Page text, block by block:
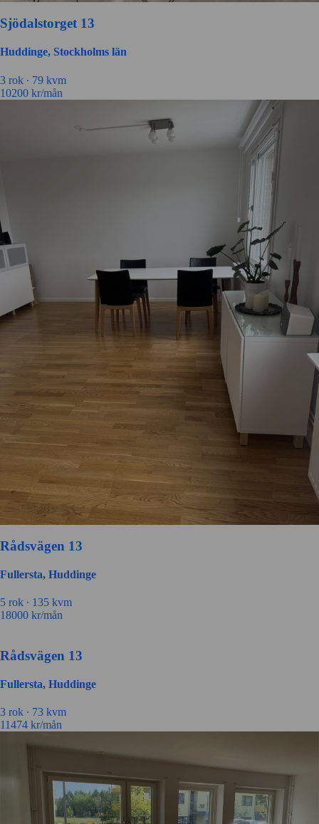
Sjödalstorget 13
Huddinge, Stockholms län
3 rok ∙ 79 kvm
10200 kr/mån
Rådsvägen 13
Fullersta, Huddinge
5 rok ∙ 135 kvm
18000 kr/mån
Rådsvägen 13
Fullersta, Huddinge
3 rok ∙ 73 kvm
11474 kr/mån